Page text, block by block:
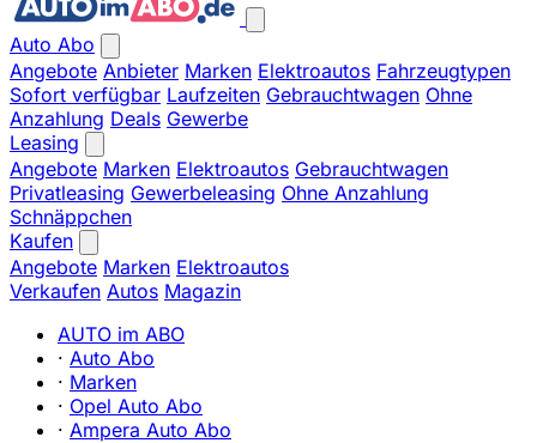
Auto Abo
Angebote Anbieter Marken Elektroautos Fahrzeugtypen
Sofort verfügbar Laufzeiten Gebrauchtwagen Ohne
Anzahlung Deals Gewerbe
Leasing
Angebote Marken Elektroautos Gebrauchtwagen
Privatleasing Gewerbeleasing Ohne Anzahlung
Schnäppchen
Kaufen
Angebote Marken Elektroautos
Verkaufen Autos Magazin
AUTO im ABO
· Auto Abo
· Marken
· Opel Auto Abo
· Ampera Auto Abo